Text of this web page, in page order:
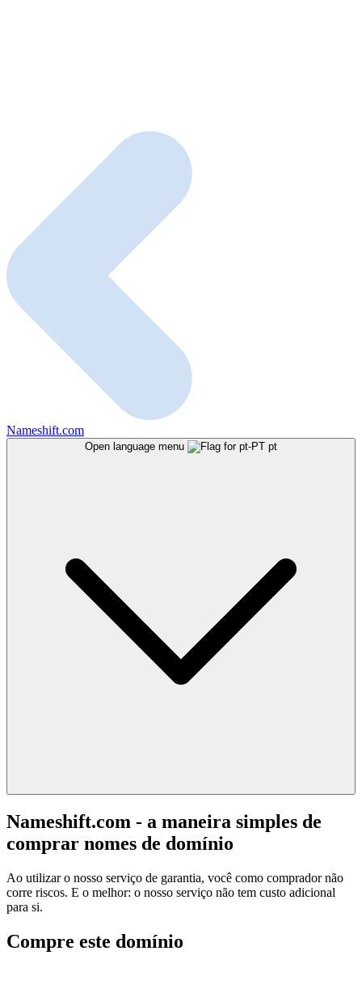
Nameshift.com
Open language menu pt
Nameshift.com - a maneira simples de
comprar nomes de domínio
Ao utilizar o nosso serviço de garantia, você como comprador não
corre riscos. E o melhor: o nosso serviço não tem custo adicional
para si.
Compre este domínio